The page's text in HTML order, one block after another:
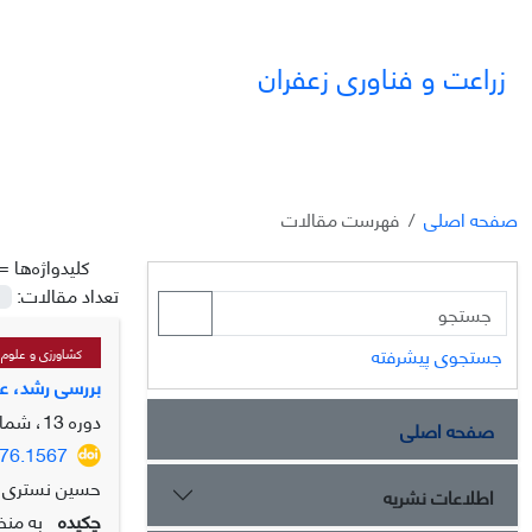
زراعت و فناوری زعفران
صفحه اصلی
فهرست مقالات
کلیدواژه‌ها
تعداد مقالات:
کشاورزی و علوم
بررسی رشد،
دوره 13، شماره 2، تابستان 1404، صفحه
حسین نستری
چکیده
جستجوی پیشرفته
صفحه اصلی
اطلاعات نشریه